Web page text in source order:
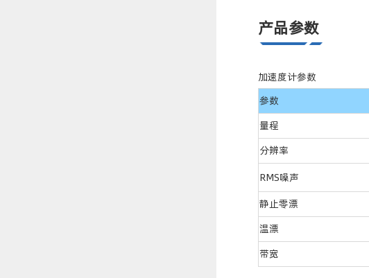
产品参数
加速度计参数
参数
量程
分辨率
RMS噪声
静止零漂
温漂
带宽